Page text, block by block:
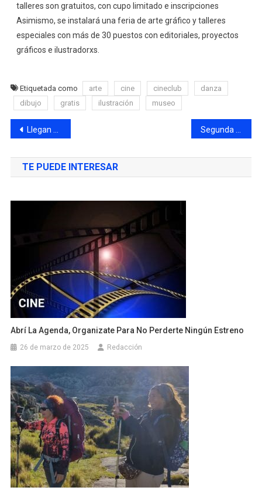
talleres son gratuitos, con cupo limitado e inscripciones
Asimismo, se instalará una feria de arte gráfico y talleres
especiales con más de 30 puestos con editoriales, proyectos
gráficos e ilustradorxs.
Etiquetada como arte cine cineclub
danza
dibujo
gratis ilustración museo
Llegan estrenos a la pantalla grande ¡A disfrutar! Segunda Caminata por la Paz: un desafío social
TE PUEDE INTERESAR
Abrí La Agenda, Organizate Para No Perderte Ningún Estreno
26 de marzo de 2025 Redacción